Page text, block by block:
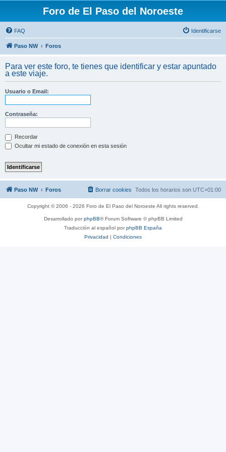
Foro de El Paso del Noroeste
FAQ Identificarse
Paso NW Foros
Para ver este foro, te tienes que identificar y estar apuntado
a este viaje.
Usuario o Email:
Contraseña:
Recordar
Ocultar mi estado de conexión en esta sesión
Paso NW Foros Todos los horarios son UTC+01:00
Borrar cookies
Copyright © 2006 - 2026 Foro de El Paso del Noroeste All rights reserved.
Desarrollado porphpBB® Forum Software © phpBB Limited
Traducción al español porphpBB España
Privacidad | Condiciones